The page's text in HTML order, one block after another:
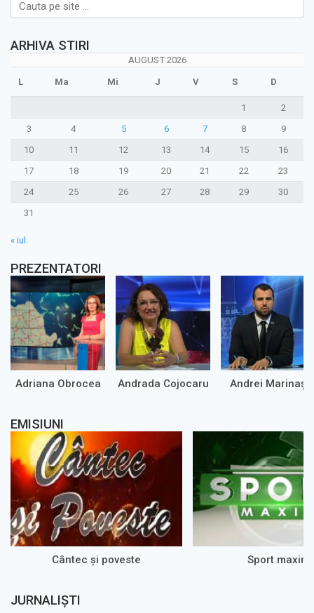
ARHIVA STIRI
AUGUST 2026
L Ma Mi J V S D
1
2
3
4 5 6 7 8
9
10
11 12 13 14 15
16
17
18 19 20 21 22
23
24
25 26 27 28 29
30
31
« iul.
PREZENTATORI
Adriana Obrocea Andrada Cojocaru Andrei Marinaș
EMISIUNI
Cântec și poveste Sport maxim
JURNALIȘTI